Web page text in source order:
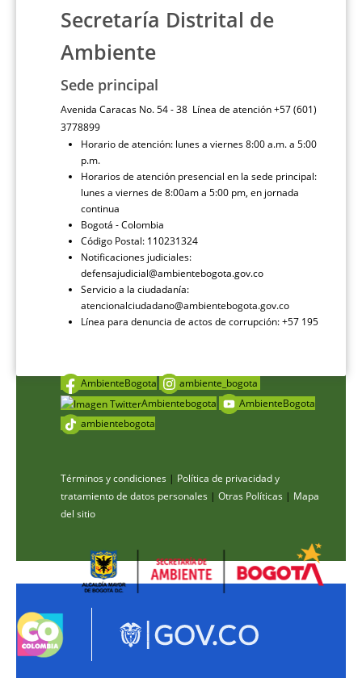
Secretaría Distrital de
Ambiente
Sede principal
Avenida Caracas No. 54 - 38 Línea de atención +57 (601)
3778899
Horario de atención: lunes a viernes 8:00 a.m. a 5:00
p.m.
Horarios de atención presencial en la sede principal:
lunes a viernes de 8:00am a 5:00 pm, en jornada
continua
Bogotá - Colombia
Código Postal: 110231324
Notificaciones judiciales:
defensajudicial@ambientebogota.gov.co
Servicio a la ciudadanía:
atencionalciudadano@ambientebogota.gov.co
Línea para denuncia de actos de corrupción: +57 195
AmbienteBogota
ambiente_bogota
Ambientebogota
AmbienteBogota
ambientebogota
Términos y condiciones | Política de privacidad y
tratamiento de datos personales | Otras Políticas | Mapa
del sitio